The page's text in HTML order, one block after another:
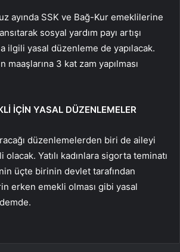
ayında SSK ve Bağ-Kur emeklilerine
sosyal yardım payı artışı
ilgili yasal düzenleme de yapılacak.
3 kat zam yapılması
İÇİN YASAL DÜZENLEMELER
düzenlemelerden biri de aileyi
Yatılı kadınlara sigorta teminatı
üçte birinin devlet tarafından
erken emekli olması gibi yasal